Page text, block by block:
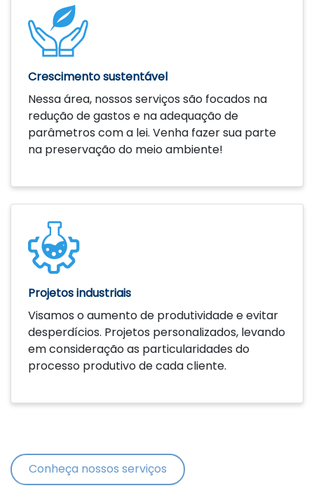
Crescimento sustentável
Nessa área, nossos serviços são focados na
redução de gastos e na adequação de
parâmetros com a lei. Venha fazer sua parte
na preservação do meio ambiente!
Saiba mais
Projetos industriais
Visamos o aumento de produtividade e evitar
desperdícios. Projetos personalizados, levando
em consideração as particularidades do
processo produtivo de cada cliente.
Saiba mais
Conheça nossos serviços